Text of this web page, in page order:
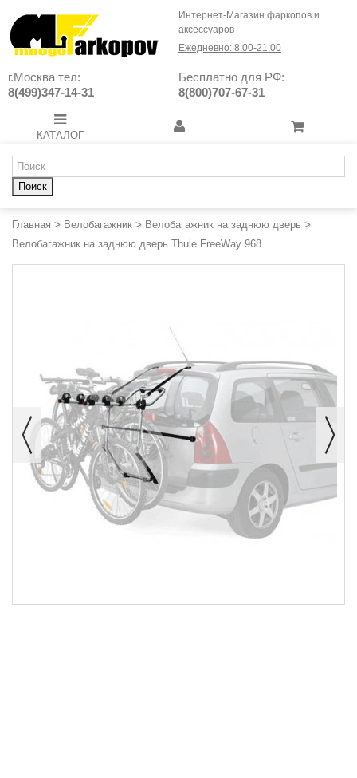
Интернет-Магазин фаркопов и
аксессуаров
Ежедневно: 8:00-21:00
г.Москва тел:
8(499)347-14-31
Бесплатно для РФ:
8(800)707-67-31
КАТАЛОГ
Поиск
Главная > Велобагажник > Велобагажник на заднюю дверь >
Велобагажник на заднюю дверь Thule FreeWay 968